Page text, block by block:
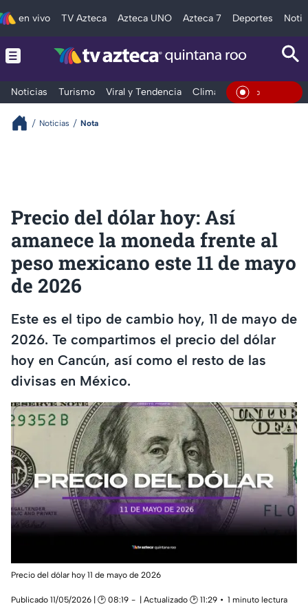
en vivo TV Azteca Azteca UNO Azteca 7 Deportes
Noticias Turismo Viral y Tendencia Clima Tráfico En Vivo
Noticias Nota
Precio del dólar hoy: Así
amanece la moneda frente al
peso mexicano este 11 de mayo
de 2026
Este es el tipo de cambio hoy, 11 de mayo de
2026. Te compartimos el precio del dólar
hoy en Cancún, así como el resto de las
divisas en México.
Precio del dólar hoy 11 de mayo de 2026
Publicado 11/05/2026 | 🕑 08:19 | Actualizado 🕑 11:29
1 minuto lectura